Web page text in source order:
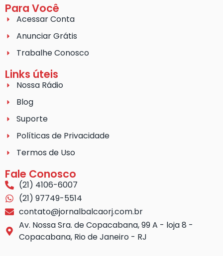
Para Você
Acessar Conta
Anunciar Grátis
Trabalhe Conosco
Links úteis
Nossa Rádio
Blog
Suporte
Políticas de Privacidade
Termos de Uso
Fale Conosco
(21) 4106-6007
(21) 97749-5514
contato@jornalbalcaorj.com.br
Av. Nossa Sra. de Copacabana, 99 A - loja 8 -
Copacabana, Rio de Janeiro - RJ